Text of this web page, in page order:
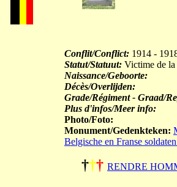
Conflit/Conflict: 1914 -
Statut/Statuut: Victime de
Naissance/Geboorte:
Décès/Overlijden:
Grade/Régiment - Graad/
Plus d'infos/Meer info:
Photo/Foto:
Monument/Gedenkteken:
Belgische en Franse
††† RENDRE